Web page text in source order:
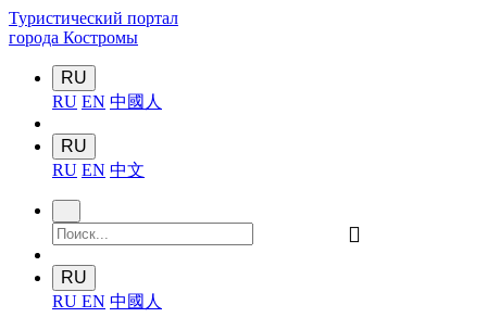
Туристический портал
города Костромы
RU
RU EN 中國人
RU
RU EN 中文
󰍉
RU
RU EN 中國人